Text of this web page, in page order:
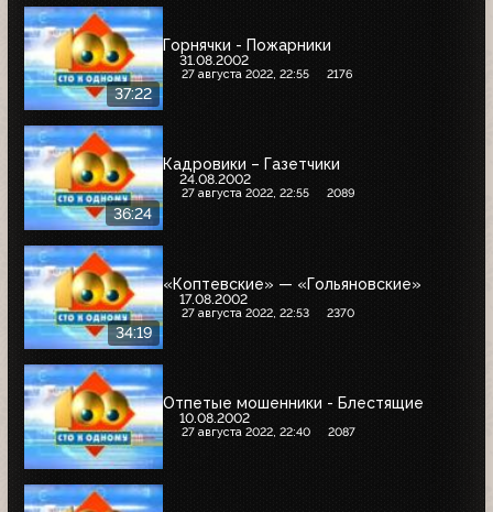
37:22
Горнячки - Пожарники
31.08.2002
27 августа 2022, 22:55 2176
36:24
Кадровики – Газетчики
24.08.2002
27 августа 2022, 22:55 2089
34:19
«Коптевские» — «Гольяновские»
17.08.2002
27 августа 2022, 22:53 2370
Отпетые мошенники - Блестящие
10.08.2002
27 августа 2022, 22:40 2087